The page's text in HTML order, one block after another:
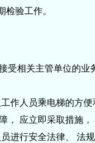
验工作。
相关主管单位的
作人员乘电梯的方便
应立即采取措施，
行安全法律、 法